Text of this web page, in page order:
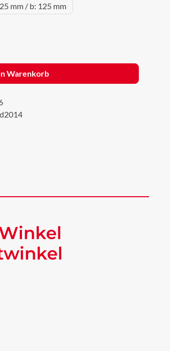
mm / b: 125 mm
den gewünschten Wert ein
Warenkorb